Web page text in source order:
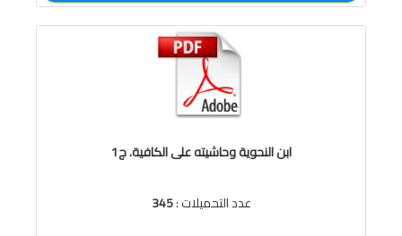
ابن النحوية وحاشيته على الكافية. ج1
عدد التحميلات :345